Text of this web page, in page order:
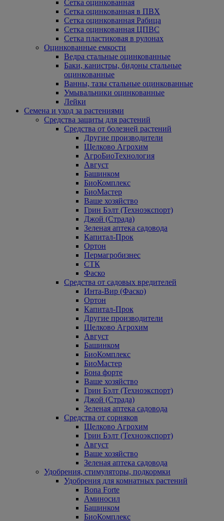
Сетка оцинкованная
Сетка оцинкованная в ПВХ
Сетка оцинкованная Рабица
Сетка оцинкованная ЦПВС
Сетка пластиковая в рулонах
Оцинкованные емкости
Ведра стальные оцинкованные
Баки, канистры, бидоны стальные
оцинкованные
Ванны, тазы стальные оцинкованные
Умывальники оцинкованные
Лейки
Семена и уход за растениями
Средства защиты для растений
Средства от болезней растений
Другие производители
Щелково Агрохим
АгроБиоТехнология
Август
Башинком
БиоКомплекс
БиоМастер
Ваше хозяйство
Грин Бэлт (Техноэкспорт)
Джой (Страда)
Зеленая аптека садовода
Капитал-Прок
Ортон
Пермагробизнес
СТК
Фаско
Средства от садовых вредителей
Инта-Вир (Фаско)
Ортон
Капитал-Прок
Другие производители
Щелково Агрохим
Август
Башинком
БиоКомплекс
БиоМастер
Бона форте
Ваше хозяйство
Грин Бэлт (Техноэкспорт)
Джой (Страда)
Зеленая аптека садовода
Средства от сорняков
Щелково Агрохим
Грин Бэлт (Техноэкспорт)
Август
Ваше хозяйство
Зеленая аптека садовода
Удобрения, стимуляторы, подкормки
Удобрения для комнатных растений
Bona Forte
Аминосил
Башинком
БиоКомплекс